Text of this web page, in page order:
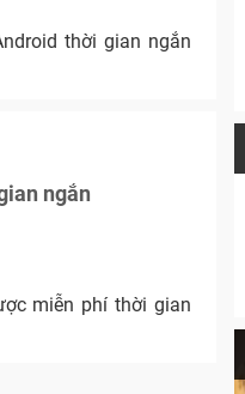
thời gian ngắn
ngắn
miễn phí thời gian